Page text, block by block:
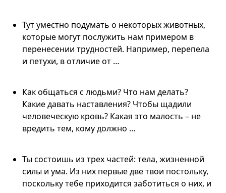
Тут уместно подумать о некоторых животных,
которые могут послужить нам примером в
перенесении трудностей. Например, перепела
и петухи, в отличие от …
Как общаться с людьми? Что нам делать?
Какие давать наставления? Чтобы щадили
человеческую кровь? Какая это малость – не
вредить тем, кому должно …
Ты состоишь из трех частей: тела, жизненной
силы и ума. Из них первые две твои постольку,
поскольку тебе приходится заботиться о них, и